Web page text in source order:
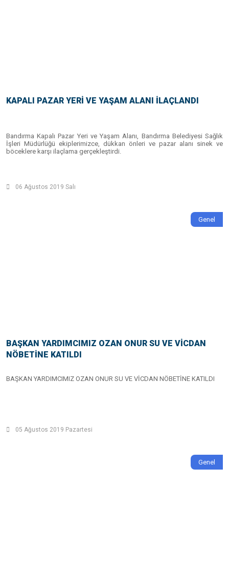
KAPALI PAZAR YERİ VE YAŞAM ALANI İLAÇLANDI
Bandırma Kapalı Pazar Yeri ve Yaşam Alanı, Bandırma Belediyesi Sağlık
İşleri Müdürlüğü ekiplerimizce, dükkan önleri ve pazar alanı sinek ve
böceklere karşı ilaçlama gerçekleştirdi.
06 Ağustos 2019 Salı
Genel
BAŞKAN YARDIMCIMIZ OZAN ONUR SU VE VİCDAN
NÖBETİNE KATILDI
BAŞKAN YARDIMCIMIZ OZAN ONUR SU VE VİCDAN NÖBETİNE KATILDI
05 Ağustos 2019 Pazartesi
Genel